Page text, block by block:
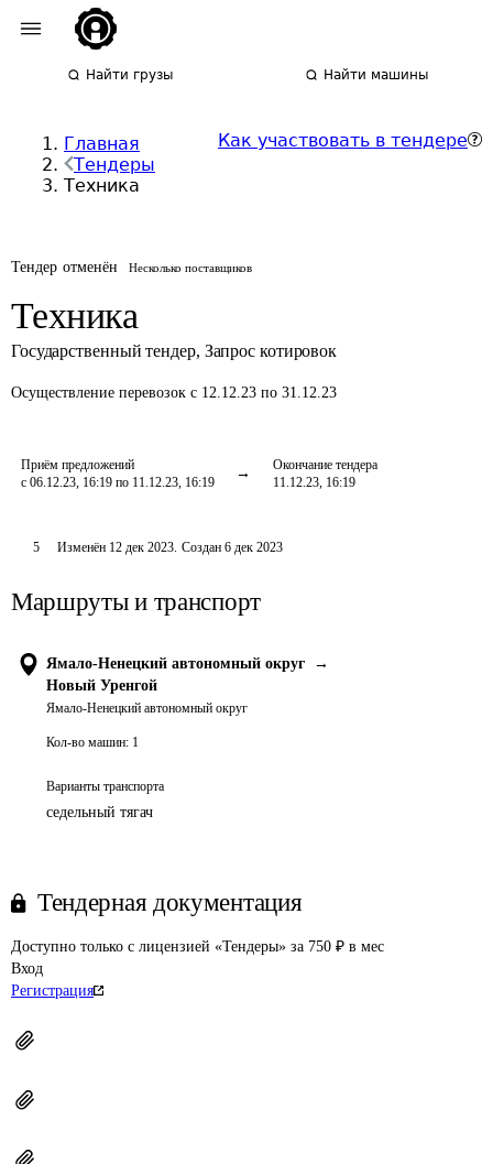
Найти грузы Найти машины
Главная
Тендеры
Техника
Как участвовать в тендере
Тендер отменён Несколько поставщиков
Техника
Государственный тендер, Запрос котировок
Осуществление перевозок с 12.12.23 по 31.12.23
Приём предложений
с 06.12.23, 16:19 по 11.12.23, 16:19
Окончание тендера
11.12.23, 16:19
5 Изменён 12 дек 2023. Создан 6 дек 2023
Маршруты и транспорт
Ямало-Ненецкий автономный округ
→
Новый Уренгой
Ямало-Ненецкий автономный округ
Кол-во машин: 1
Варианты транспорта
седельный тягач
Тендерная документация
Доступно только с лицензией «Тендеры» за 750 ₽ в мес
Вход
Регистрация